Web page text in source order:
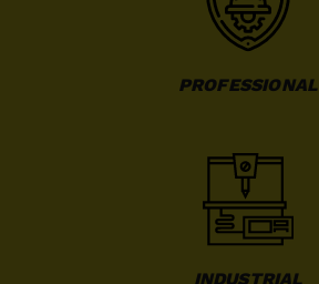
PROFESSIONAL
INDUSTRIAL